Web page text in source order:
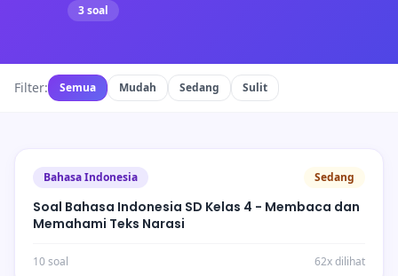
3 soal
Filter: Semua Mudah Sedang Sulit
Bahasa Indonesia Sedang
Soal Bahasa Indonesia SD Kelas 4 - Membaca dan
Memahami Teks Narasi
10 soal 62x dilihat